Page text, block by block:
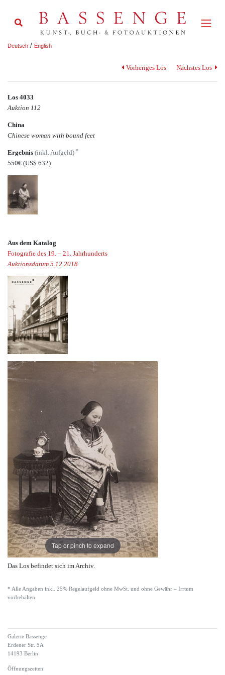
Deutsch / English
Vorheriges Los Nächstes Los
Los 4033
Auktion 112
China
Chinese woman with bound feet
Ergebnis (inkl. Aufgeld) *
550€ (US$ 632)
Aus dem Katalog
Fotografie des 19. – 21. Jahrhunderts
Auktionsdatum 5.12.2018
Tap or pinch to expand
Das Los befindet sich im Archiv.
* Alle Angaben inkl. 25% Regelaufgeld ohne MwSt. und ohne Gewähr – Irrtum
vorbehalten.
Galerie Bassenge
Erdener Str. 5A
14193 Berlin
Öffnungszeiten: